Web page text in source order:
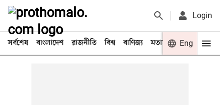
Login
সর্বশেষ বাংলাদেশ রাজনীতি বিশ্ব বাণিজ্য মতামত খেলা
Eng